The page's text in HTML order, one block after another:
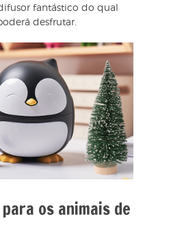
fantástico do qual
desfrutar.
os animais de